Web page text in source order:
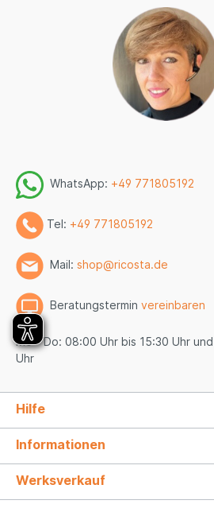
WhatsApp: +49 771805192
Tel: +49 771805192
Mail: shop@ricosta.de
Beratungstermin vereinbaren
Mo - Do: 08:00 Uhr bis 15:30 Uhr
Uhr
Hilfe
Informationen
Werksverkauf